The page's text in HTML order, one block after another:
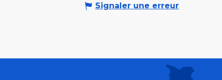
Signaler une erreur